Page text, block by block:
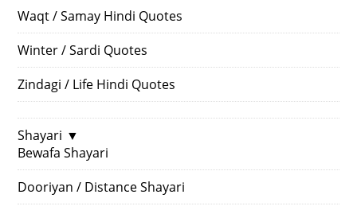
Waqt / Samay Hindi Quotes
Winter / Sardi Quotes
Zindagi / Life Hindi Quotes
Shayari ▼
Bewafa Shayari
Dooriyan / Distance Shayari